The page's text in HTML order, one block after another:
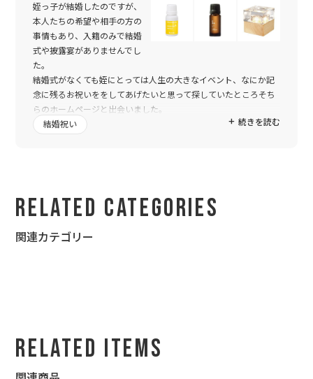
姪っ子が結婚したのですが、
本人たちの希望や相手の方の
事情もあり、入籍のみで結婚
式や披露宴がありませんでし
た。
結婚式がなくても姪にとっては人生の大きなイベント、なにか記
念に残るお祝いををしてあげたいと思って探していたところそち
らのホームページと出会いました。
姪もとても気に入ったと、早速お礼の電話がきました。やはり挙
続きを読む
結婚祝い
Related Categories
関連カテゴリー
Related Items